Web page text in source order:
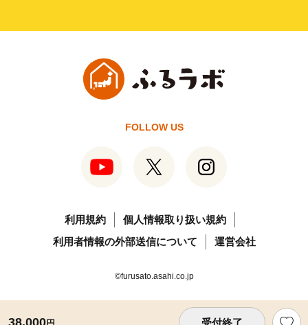
38,000 受付終了
FOLLOW US
利用規約
個人情報取り扱い規約
利用者情報の外部送信について
運営会社
©furusato.asahi.co.jp